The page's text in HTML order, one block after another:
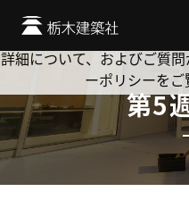
第5
Cookie を使用して、お客
か? 当社ではお客様のプラ
詳細について、およびご質
ーポリシーをご